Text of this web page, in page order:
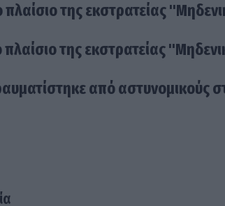
της εκστρατείας
της εκστρατείας
από αστυνομικούς